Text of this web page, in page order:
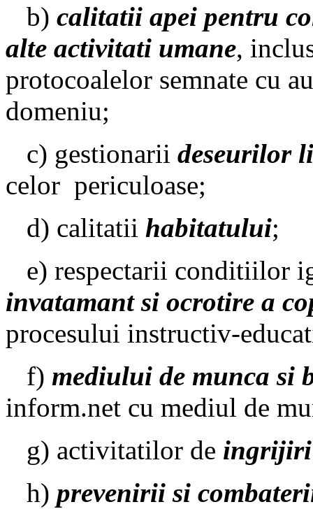
b) calitatii apei pentru
alte activitati umane,
protocoalelor semnate cu
domeniu;
c) gestionarii deseurilor
celor periculoase;
d) calitatii habitatului;
e) respectarii conditiilor
invatamant si ocrotire a
procesului instructiv-
f) mediului de munca si
inform.net cu mediul de
g) activitatilor de ingrijiri
h) prevenirii si